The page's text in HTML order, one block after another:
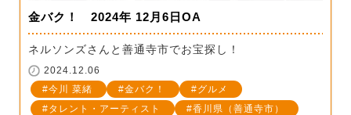
金バク！ 2024年 12月6日OA
ネルソンズさんと善通寺市でお宝探し！
2024.12.06
今川 菜緒
金バク！
グルメ
タレント・アーティスト
香川県（善通寺市）